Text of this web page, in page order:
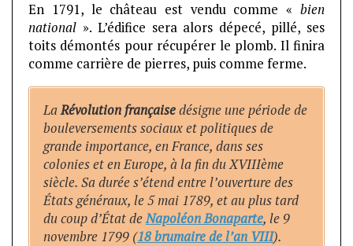
En 1791, le château est vendu comme « bien
national ». L’édifice sera alors dépecé, pillé, ses
toits démontés pour récupérer le plomb. Il finira
comme carrière de pierres, puis comme ferme.
LaRévolution françaisedésigne une période de
bouleversements sociaux et politiques de
grande importance, en France, dans ses
colonies et en Europe, à la fin du XVIIIème
siècle. Sa durée s’étend entre l’ouverture des
États généraux, le 5 mai 1789, et au plus tard
du coup d’État deNapoléon Bonaparte, le 9
novembre 1799 (18 brumaire de l’an VIII).